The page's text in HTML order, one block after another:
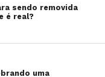
sendo removida
é real?
uma